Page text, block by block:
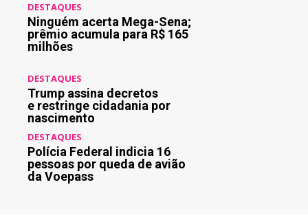
DESTAQUES
Ninguém acerta Mega-Sena;
prêmio acumula para R$ 165
milhões
DESTAQUES
Trump assina decretos
e restringe cidadania por
nascimento
DESTAQUES
Polícia Federal indicia 16
pessoas por queda de avião
da Voepass